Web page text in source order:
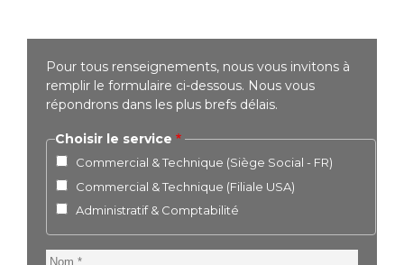
Pour tous renseignements, nous vous invitons à
remplir le formulaire ci-dessous. Nous vous
répondrons dans les plus brefs délais.
Choisir le service
Commercial & Technique (Siège Social - FR)
Commercial & Technique (Filiale USA)
Administratif & Comptabilité
Nom